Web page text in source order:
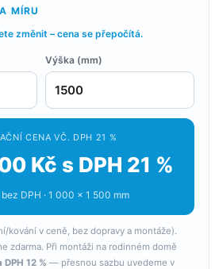
MÍRU
změnit – cena se přepočítá.
Výška (mm)
CENA VČ. DPH 21 %
Kč s DPH 21 %
DPH · 1 000 × 1 500 mm
kování v ceně, bez dopravy a montáže).
zdarma. Při montáži na rodinném domě
12 % — přesnou sazbu uvedeme v